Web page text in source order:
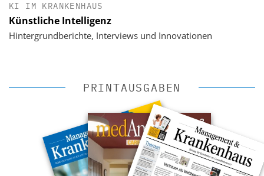
KI IM KRANKENHAUS
Künstliche Intelligenz
Hintergrundberichte, Interviews und Innovationen
PRINTAUSGABEN